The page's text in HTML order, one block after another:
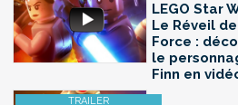
LEGO Star
Le Réveil
Force :
le
Finn en